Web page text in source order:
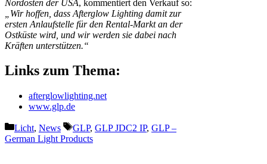
Nordosten der USA, kommentiert den Verkauf so:
„Wir hoffen, dass Afterglow Lighting damit zur
ersten Anlaufstelle für den Rental-Markt an der
Ostküste wird, und wir werden sie dabei nach
Kräften unterstützen.“
Links zum Thema:
afterglowlighting.net
www.glp.de
Kategorien
Licht, News Schlagwörter
GLP, GLP JDC2 IP, GLP –
German Light Products